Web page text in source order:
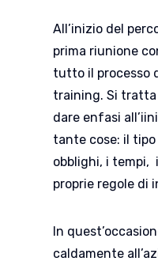
All’inizio del
prima riunione
tutto il processo
training. Si tratta
dare enfasi
tante cose: il
obblighi, i tempi,
proprie regole di
In
caldamente